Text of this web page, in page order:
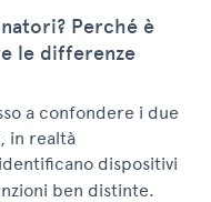
Perché è
le differenze
a confondere i due
in realtà
identificano dispositivi
ben distinte.